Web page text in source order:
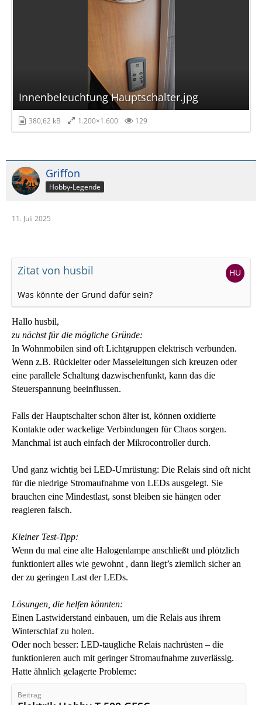
Innenbeleuchtung Hauptschalter.jpg
380,62 kB 1.200×1.600 129
Griffon
Hobby-Legende
11. Juli 2025
Zitat von husbil
Was könnte der Grund dafür sein?
Hallo husbil,
zu nächst für die mögliche Gründe:
In Wohnmobilen sind oft Lichtgruppen elektrisch verbunden.
Wenn z.B. Rückleiter oder Masseleitungen sich kreuzen oder
eine parallele Schaltung dazwischenfunkt, kann das die
Steuerspannung beeinflussen.
Falls der Hauptschalter schon älter ist, können oxidierte
Kontakte oder wackelige Verbindungen für Chaos sorgen.
Manchmal ist auch einfach der Mikrocontroller durch.
Und ganz wichtig bei LED-Umrüstung: Die Relais sind oft nicht
für die niedrige Stromaufnahme von LEDs ausgelegt. Sie
brauchen eine Mindestlast, sonst bleiben sie hängen oder
reagieren falsch.
Kleiner Test-Tipp:
Wenn du mal eine alte Halogenlampe anschließt und plötzlich
funktioniert alles wie gewohnt , dann liegt’s ziemlich sicher an
der zu geringen Last der LEDs.
Lösungen, die helfen könnten:
Einen Lastwiderstand einbauen, um die Relais aus ihrem
Winterschlaf zu holen.
Oder noch besser: LED-taugliche Relais nachrüsten – die
funktionieren auch mit geringer Stromaufnahme zuverlässig.
Hatte ähnlich gelagerte Probleme:
Beitrag